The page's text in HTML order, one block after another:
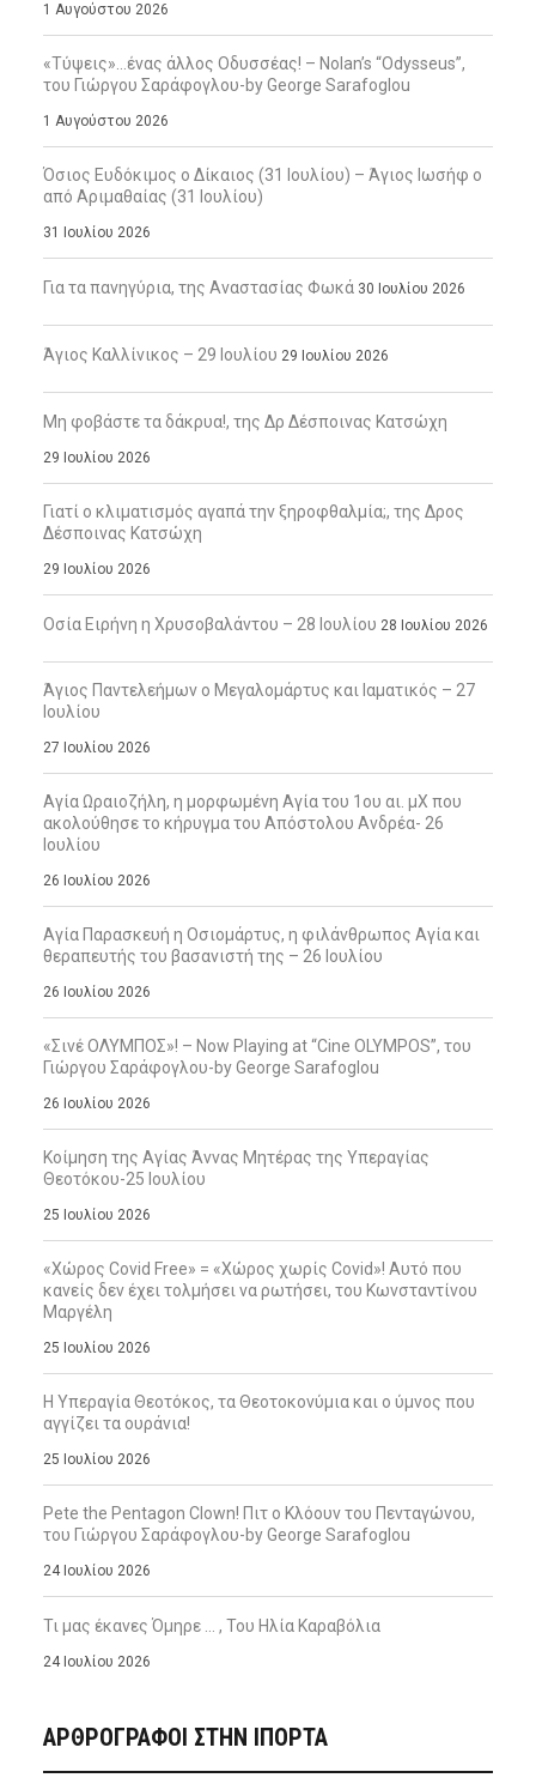
1 Αυγούστου 2026
«Τύψεις»…ένας άλλος Οδυσσέας! – Nolan’s “Odysseus”,
του Γιώργου Σαράφογλου-by George Sarafoglou
1 Αυγούστου 2026
Όσιος Ευδόκιμος ο Δίκαιος (31 Ιουλίου) – Άγιος Ιωσήφ ο
από Αριμαθαίας (31 Ιουλίου)
31 Ιουλίου 2026
Για τα πανηγύρια, της Αναστασίας Φωκά 30 Ιουλίου 2026
Άγιος Καλλίνικος – 29 Ιουλίου 29 Ιουλίου 2026
Μη φοβάστε τα δάκρυα!, της Δρ Δέσποινας Κατσώχη
29 Ιουλίου 2026
Γιατί ο κλιματισμός αγαπά την ξηροφθαλμία;, της Δρος
Δέσποινας Κατσώχη
29 Ιουλίου 2026
Οσία Ειρήνη η Χρυσοβαλάντου – 28 Ιουλίου 28 Ιουλίου 2026
Άγιος Παντελεήμων ο Μεγαλομάρτυς και Ιαματικός – 27
Ιουλίου
27 Ιουλίου 2026
Αγία Ωραιοζήλη, η μορφωμένη Αγία του 1ου αι. μΧ που
ακολούθησε το κήρυγμα του Απόστολου Ανδρέα- 26
Ιουλίου
26 Ιουλίου 2026
Αγία Παρασκευή η Οσιομάρτυς, η φιλάνθρωπος Αγία και
θεραπευτής του βασανιστή της – 26 Ιουλίου
26 Ιουλίου 2026
«Σινέ ΟΛΥΜΠΟΣ»! – Now Playing at “Cine OLYMPOS”, του
Γιώργου Σαράφογλου-by George Sarafoglou
26 Ιουλίου 2026
Κοίμηση της Αγίας Άννας Μητέρας της Υπεραγίας
Θεοτόκου-25 Ιουλίου
25 Ιουλίου 2026
«Χώρος Covid Free» = «Χώρος χωρίς Covid»! Αυτό που
κανείς δεν έχει τολμήσει να ρωτήσει, του Κωνσταντίνου
Μαργέλη
25 Ιουλίου 2026
Η Υπεραγία Θεοτόκος, τα Θεοτοκονύμια και ο ύμνος που
αγγίζει τα ουράνια!
25 Ιουλίου 2026
Pete the Pentagon Clown! Πιτ ο Κλόουν του Πενταγώνου,
του Γιώργου Σαράφογλου-by George Sarafoglou
24 Ιουλίου 2026
Τι μας έκανες Όμηρε … , Του Ηλία Καραβόλια
24 Ιουλίου 2026
ΑΡΘΡΟΓΡΑΦΟΙ ΣΤΗΝ IΠΟΡΤΑ